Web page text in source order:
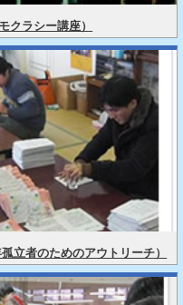
クラシー講座）
立者のためのアウトリーチ）